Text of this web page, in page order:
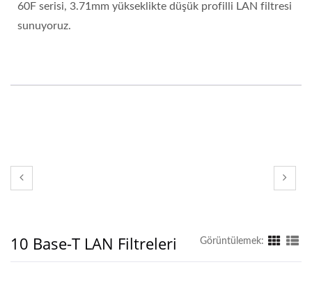
60F serisi, 3.71mm yükseklikte düşük profilli LAN filtresi
sunuyoruz.
10 Base-T LAN Filtreleri Görüntülemek: